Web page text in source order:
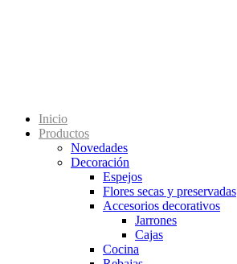
Inicio
Productos
Novedades
Decoración
Espejos
Flores secas y preservadas
Accesorios decorativos
Jarrones
Cajas
Cocina